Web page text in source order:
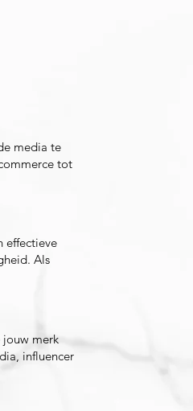
media te
tot
effectieve
Als
jouw merk
influencer